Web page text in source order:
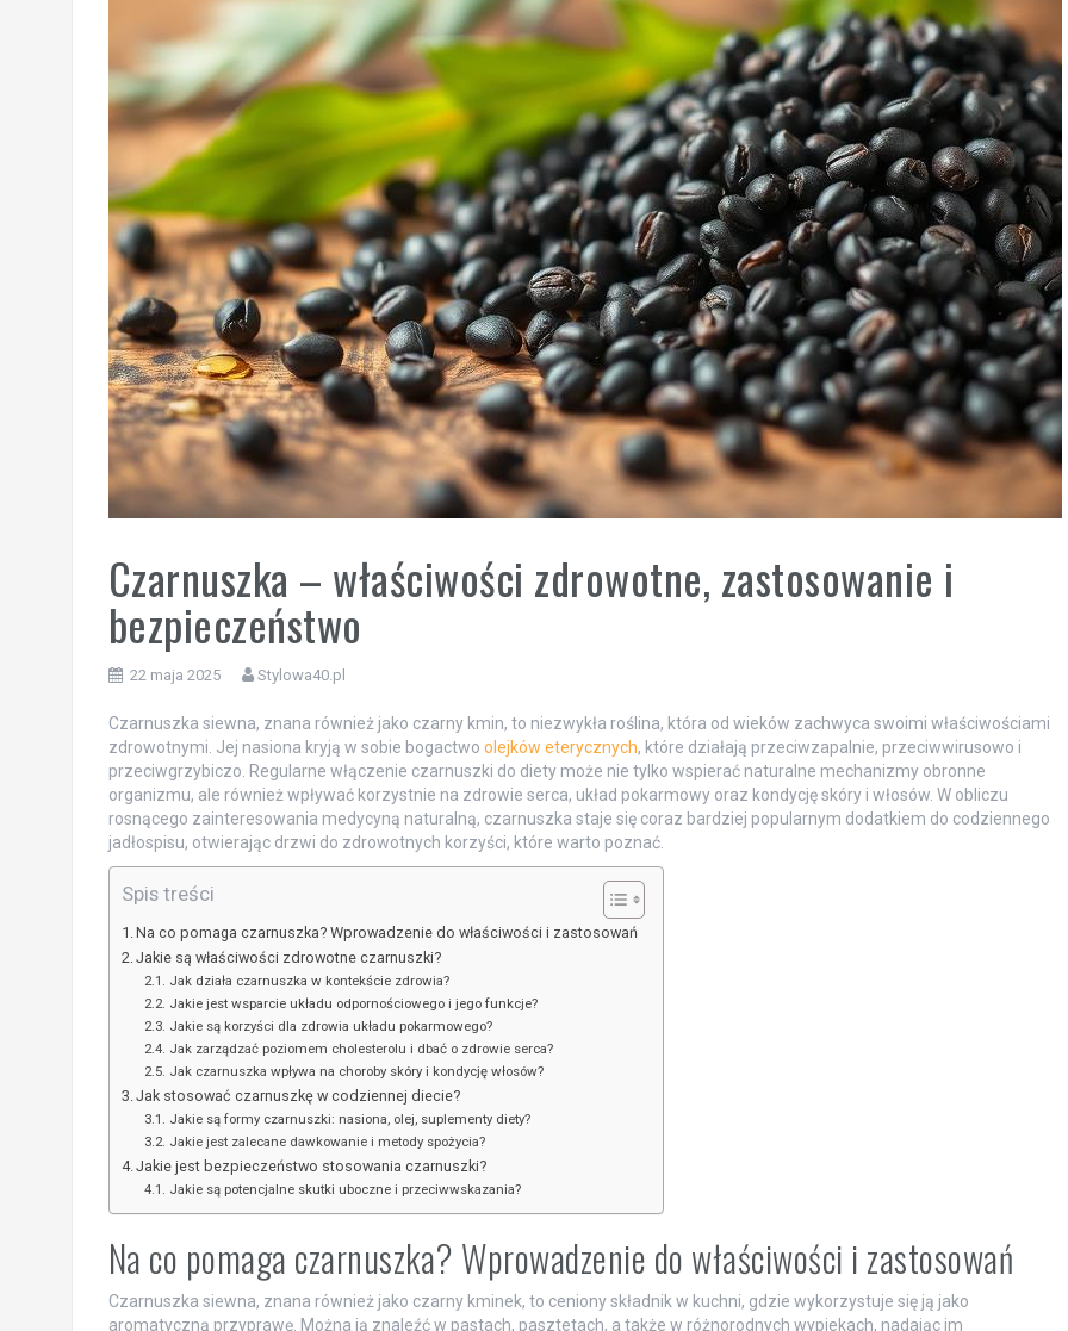
Czarnuszka – właściwości zdrowotne, zastosowanie i
bezpieczeństwo
22 maja 2025 Stylowa40.pl
Czarnuszka siewna, znana również jako czarny kmin, to niezwykła roślina, która od wieków zachwyca swoimi właściwościami
zdrowotnymi. Jej nasiona kryją w sobie bogactwo olejków eterycznych, które działają przeciwzapalnie, przeciwwirusowo i
przeciwgrzybiczo. Regularne włączenie czarnuszki do diety może nie tylko wspierać naturalne mechanizmy obronne
organizmu, ale również wpływać korzystnie na zdrowie serca, układ pokarmowy oraz kondycję skóry i włosów. W obliczu
rosnącego zainteresowania medycyną naturalną, czarnuszka staje się coraz bardziej popularnym dodatkiem do codziennego
jadłospisu, otwierając drzwi do zdrowotnych korzyści, które warto poznać.
Spis treści
Na co pomaga czarnuszka? Wprowadzenie do właściwości i zastosowań
Jakie są właściwości zdrowotne czarnuszki?
Jak działa czarnuszka w kontekście zdrowia?
Jakie jest wsparcie układu odpornościowego i jego funkcje?
Jakie są korzyści dla zdrowia układu pokarmowego?
Jak zarządzać poziomem cholesterolu i dbać o zdrowie serca?
Jak czarnuszka wpływa na choroby skóry i kondycję włosów?
Jak stosować czarnuszkę w codziennej diecie?
Jakie są formy czarnuszki: nasiona, olej, suplementy diety?
Jakie jest zalecane dawkowanie i metody spożycia?
Jakie jest bezpieczeństwo stosowania czarnuszki?
Jakie są potencjalne skutki uboczne i przeciwwskazania?
Na co pomaga czarnuszka? Wprowadzenie do właściwości i zastosowań
Czarnuszka siewna, znana również jako czarny kminek, to ceniony składnik w kuchni, gdzie wykorzystuje się ją jako
aromatyczną przyprawę. Można ją znaleźć w pastach, pasztetach, a także w różnorodnych wypiekach, nadając im